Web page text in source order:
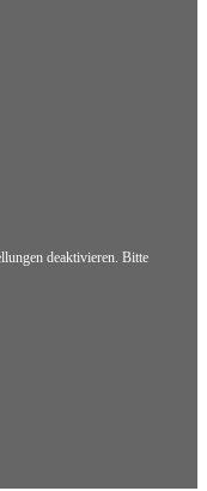
deaktivieren. Bitte